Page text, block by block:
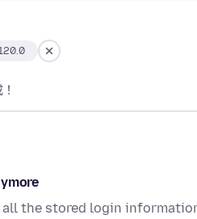
all the stored login